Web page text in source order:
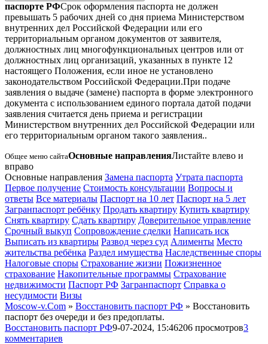
паспорте РФСрок оформления паспорта не должен
превышать 5 рабочих дней со дня приема Министерством
внутренних дел Российской Федерации или его
территориальным органом документов от заявителя,
должностных лиц многофункциональных центров или от
должностных лиц организаций, указанных в пункте 12
настоящего Положения, если иное не установлено
законодательством Российской Федерации.При подаче
заявления о выдаче (замене) паспорта в форме электронного
документа с использованием единого портала датой подачи
заявления считается день приема и регистрации
Министерством внутренних дел Российской Федерации или
его территориальным органом такого заявления..
Общее меню сайтаОсновные направленияЛистайте влево и
вправо
Основные направления Замена паспорта Утрата паспорта
Первое получение Стоимость консультации Вопросы и
ответы Все материалы Паспорт на 10 лет Паспорт на 5 лет
Загранпаспорт ребёнку Продать квартиру Купить квартиру
Снять квартиру Сдать квартиру Доверительное управление
Срочный выкуп Сопровождение сделки Написать иск
Выписать из квартиры Развод через суд Алименты Место
жительства ребёнка Раздел имущества Наследственные споры
Налоговые споры Страхование жизни Пожизненное
страхование Накопительные программы Страхование
недвижимости Паспорт РФ Загранпаспорт Справка о
несудимости Визы
Moscow-v.Com » Восстановить паспорт РФ » Восстановить
паспорт без очереди и без предоплаты.
Восстановить паспорт РФ9-07-2024, 15:46206 просмотров3
комментариев